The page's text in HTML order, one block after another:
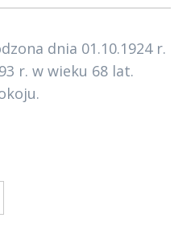
dnia 01.10.1924 r.
r. w wieku 68 lat.